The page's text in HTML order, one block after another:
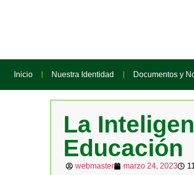
Inicio Nuestra Identidad Documentos y
La
Educación
webmaster marzo 24, 2023